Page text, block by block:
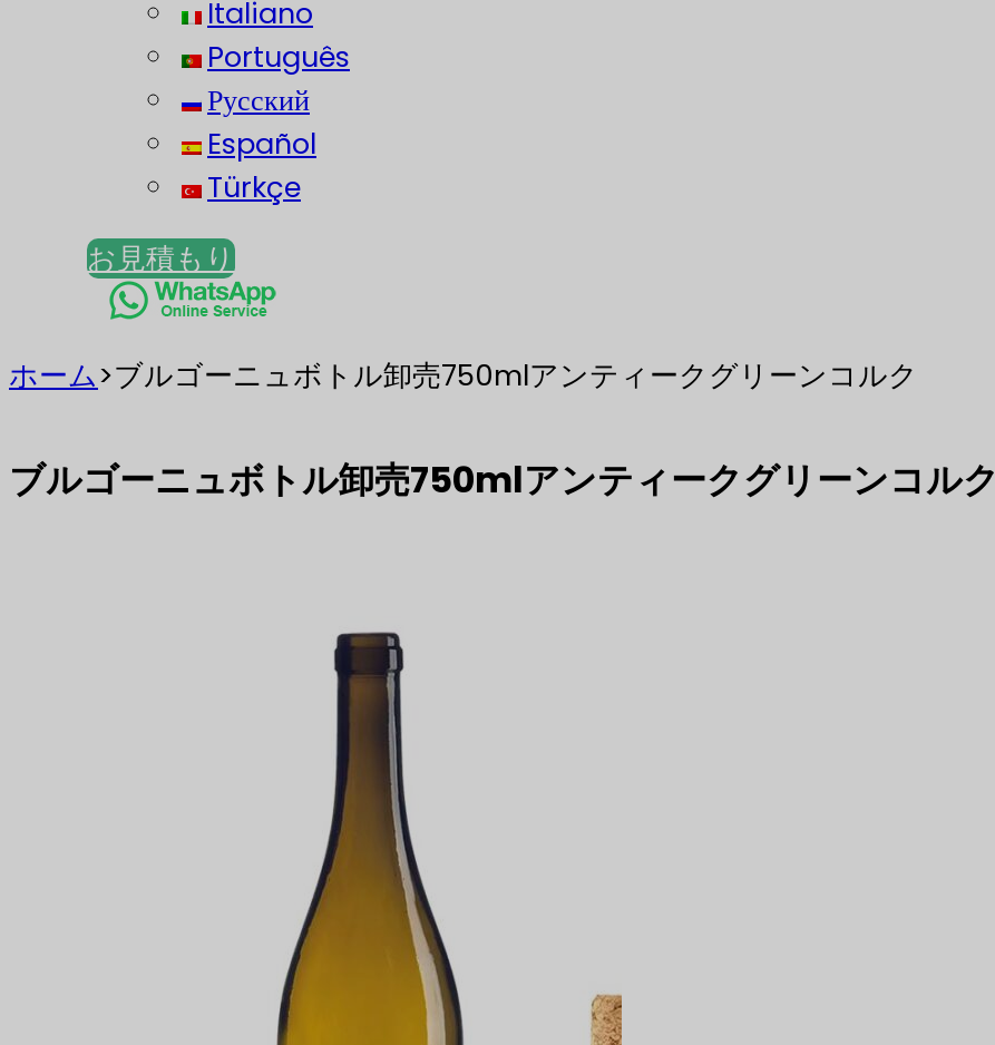
Italiano
Português
Русский
Español
Türkçe
お見積もり
ホーム>ブルゴーニュボトル卸売750mlアンティークグリーンコルク
ブルゴーニュボトル卸売750mlアンティークグリーンコルク